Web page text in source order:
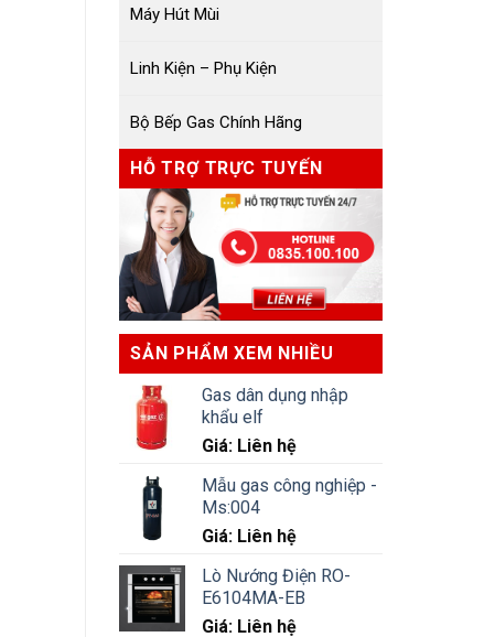
Máy Hút Mùi
Linh Kiện – Phụ Kiện
Bộ Bếp Gas Chính Hãng
HỖ TRỢ TRỰC TUYẾN
SẢN PHẨM XEM NHIỀU
Gas dân dụng nhập
khẩu elf
Giá: Liên hệ
Mẫu gas công nghiệp -
Ms:004
Giá: Liên hệ
Lò Nướng Điện RO-
E6104MA-EB
Giá: Liên hệ